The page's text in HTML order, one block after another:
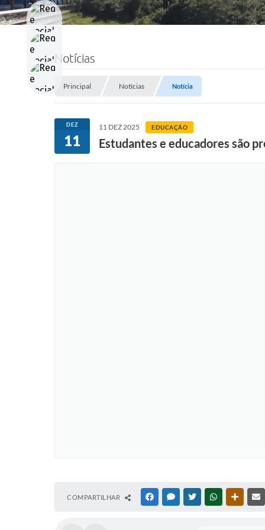
Notícias
Principal Notícias Notícia
DEZ
11
11 DEZ 2025 EDUCAÇÃO
Estudantes e educadores são
COMPARTILHAR FACEBOOKMESSENGER
TWITTERWHATSAPP